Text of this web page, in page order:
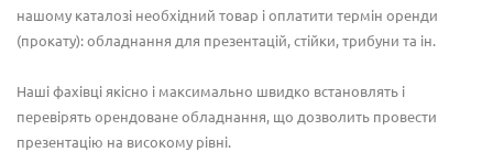
нашому каталозі необхідний товар і оплатити термін оренди
(прокату): обладнання для презентацій, стійки, трибуни та ін.
Наші фахівці якісно і максимально швидко встановлять і
перевірять орендоване обладнання, що дозволить провести
презентацію на високому рівні.